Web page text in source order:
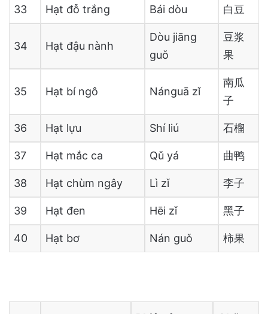
33 Hạt đỗ trắng Bái dòu 白豆
34 Hạt đậu nành
Dòu jiāng
guǒ
豆浆
果
35 Hạt bí ngô Nánguā zǐ
南瓜
子
36 Hạt lựu Shí liú 石榴
37 Hạt mắc ca Qǔ yá 曲鸭
38 Hạt chùm ngây Lì zǐ 李子
39 Hạt đen Hēi zǐ 黑子
40 Hạt bơ Nán guǒ 柿果